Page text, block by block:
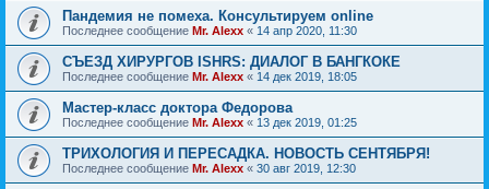
Пандемия не помеха. Консультируем online
Последнее сообщение Mr. Alexx « 14 апр 2020, 11:30
СЪЕЗД ХИРУРГОВ ISHRS: ДИАЛОГ В БАНГКОКЕ
Последнее сообщение Mr. Alexx « 14 дек 2019, 18:05
Мастер-класс доктора Федорова
Последнее сообщение Mr. Alexx « 13 дек 2019, 01:25
ТРИХОЛОГИЯ И ПЕРЕСАДКА. НОВОСТЬ СЕНТЯБРЯ!
Последнее сообщение Mr. Alexx « 30 авг 2019, 12:30